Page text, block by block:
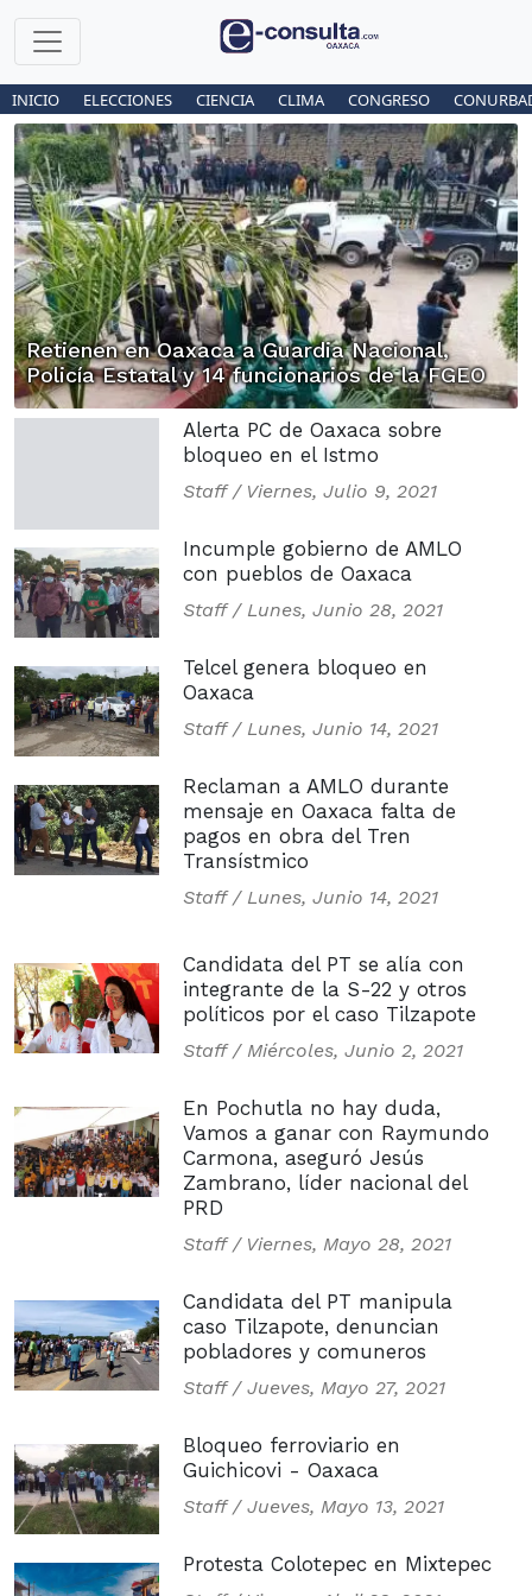
INICIO ELECCIONES CIENCIA CLIMA CONGRESO
Retienen en Oaxaca a Guardia Nacional,
Policía Estatal y 14 funcionarios de la FGEO
Alerta PC de Oaxaca sobre
bloqueo en el Istmo
Staff / Viernes, Julio 9, 2021
Incumple gobierno de AMLO
con pueblos de Oaxaca
Staff / Lunes, Junio 28, 2021
Telcel genera bloqueo en
Oaxaca
Staff / Lunes, Junio 14, 2021
Reclaman a AMLO durante
mensaje en Oaxaca falta de
pagos en obra del Tren
Transístmico
Staff / Lunes, Junio 14, 2021
Candidata del PT se alía con
integrante de la S-22 y otros
políticos por el caso Tilzapote
Staff / Miércoles, Junio 2, 2021
En Pochutla no hay duda,
Vamos a ganar con Raymundo
Carmona, aseguró Jesús
Zambrano, líder nacional del
PRD
Staff / Viernes, Mayo 28, 2021
Candidata del PT manipula
caso Tilzapote, denuncian
pobladores y comuneros
Staff / Jueves, Mayo 27, 2021
Bloqueo ferroviario en
Guichicovi - Oaxaca
Staff / Jueves, Mayo 13, 2021
Protesta Colotepec en Mixtepec